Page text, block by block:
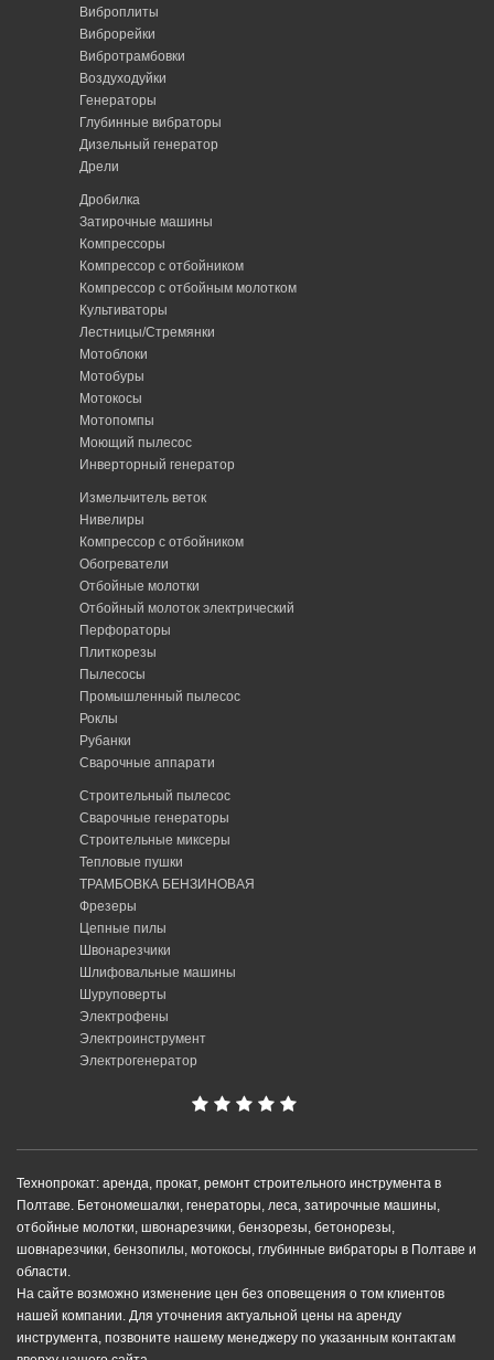
Виброплиты
Виброрейки
Вибротрамбовки
Воздуходуйки
Генераторы
Глубинные вибраторы
Дизельный генератор
Дрели
Дробилка
Затирочные машины
Компрессоры
Компрессор с отбойником
Компрессор с отбойным молотком
Культиваторы
Лестницы/Стремянки
Мотоблоки
Мотобуры
Мотокосы
Мотопомпы
Моющий пылесос
Инверторный генератор
Измельчитель веток
Нивелиры
Компрессор с отбойником
Обогреватели
Отбойные молотки
Отбойный молоток электрический
Перфораторы
Плиткорезы
Пылесосы
Промышленный пылесос
Роклы
Рубанки
Сварочные аппарати
Строительный пылесос
Сварочные генераторы
Строительные миксеры
Тепловые пушки
ТРАМБОВКА БЕНЗИНОВАЯ
Фрезеры
Цепные пилы
Швонарезчики
Шлифовальные машины
Шуруповерты
Электрофены
Электроинструмент
Электрогенератор
Технопрокат: аренда, прокат, ремонт строительного инструмента в
Полтаве. Бетономешалки, генераторы, леса, затирочные машины,
отбойные молотки, швонарезчики, бензорезы, бетонорезы,
шовнарезчики, бензопилы, мотокосы, глубинные вибраторы в Полтаве и
области.
На сайте возможно изменение цен без оповещения о том клиентов
нашей компании. Для уточнения актуальной цены на аренду
инструмента, позвоните нашему менеджеру по указанным контактам